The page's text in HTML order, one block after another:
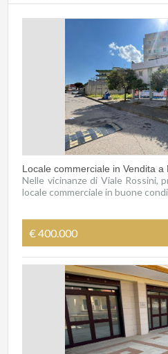
Locale commerciale in Vendita a
Nelle vicinanze di Viale Rossini,
locale commerciale in buone
€ 400.000